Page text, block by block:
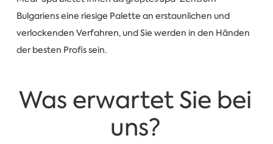
Bulgariens eine riesige Palette an erstaunlichen und
verlockenden Verfahren, und Sie werden in den Händen
der besten Profis sein.
Was erwartet Sie bei
uns?